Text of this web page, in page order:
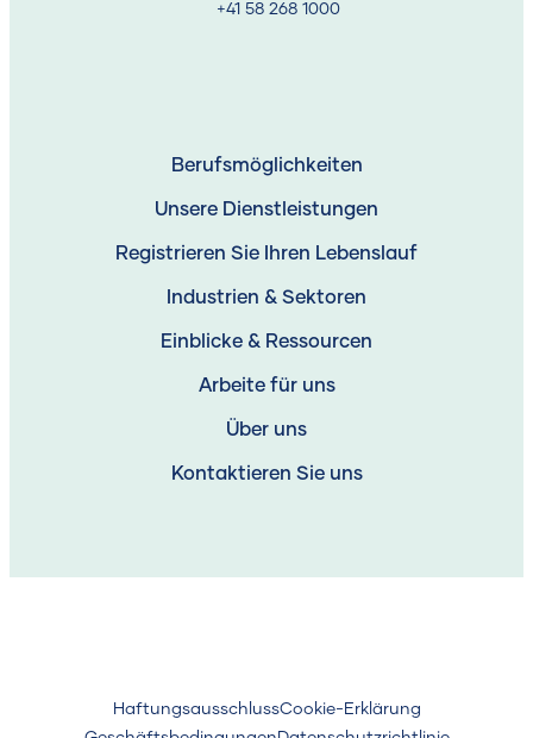
+41 58 268 1000
Berufsmöglichkeiten
Unsere Dienstleistungen
Registrieren Sie Ihren Lebenslauf
Industrien & Sektoren
Einblicke & Ressourcen
Arbeite für uns
Über uns
Kontaktieren Sie uns
HaftungsausschlussCookie-Erklärung